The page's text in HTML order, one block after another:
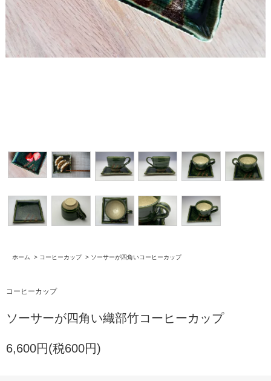
ホーム > コーヒーカップ > ソーサーが四角いコーヒーカップ
コーヒーカップ
ソーサーが四角い織部竹コーヒーカップ
6,600円(税600円)